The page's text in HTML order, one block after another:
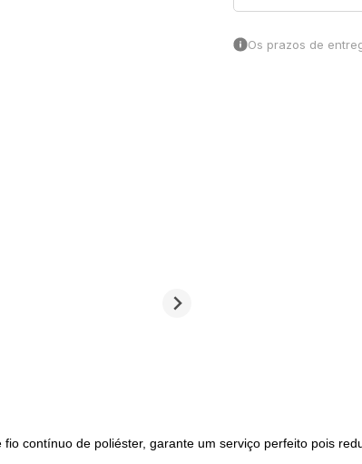
Os prazos de
contínuo de poliéster, garante um serviço perfeito pois